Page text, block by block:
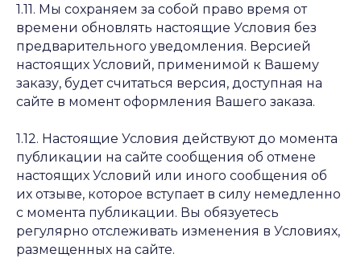
1.11. Мы сохраняем за собой право время от
времени обновлять настоящие Условия без
предварительного уведомления. Версией
настоящих Условий, применимой к Вашему
заказу, будет считаться версия, доступная на
сайте в момент оформления Вашего заказа.
1.12. Настоящие Условия действуют до момента
публикации на сайте сообщения об отмене
настоящих Условий или иного сообщения об
их отзыве, которое вступает в силу немедленно
с момента публикации. Вы обязуетесь
регулярно отслеживать изменения в Условиях,
размещенных на сайте.